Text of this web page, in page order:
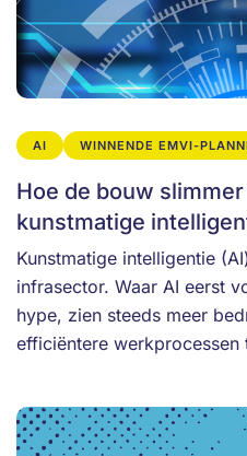
AI WINNENDE EMVI-
Hoe de bouw
kunstmatige
Kunstmatige intelligentie
infrasector. Waar AI eerst
hype, zien steeds meer
efficiëntere